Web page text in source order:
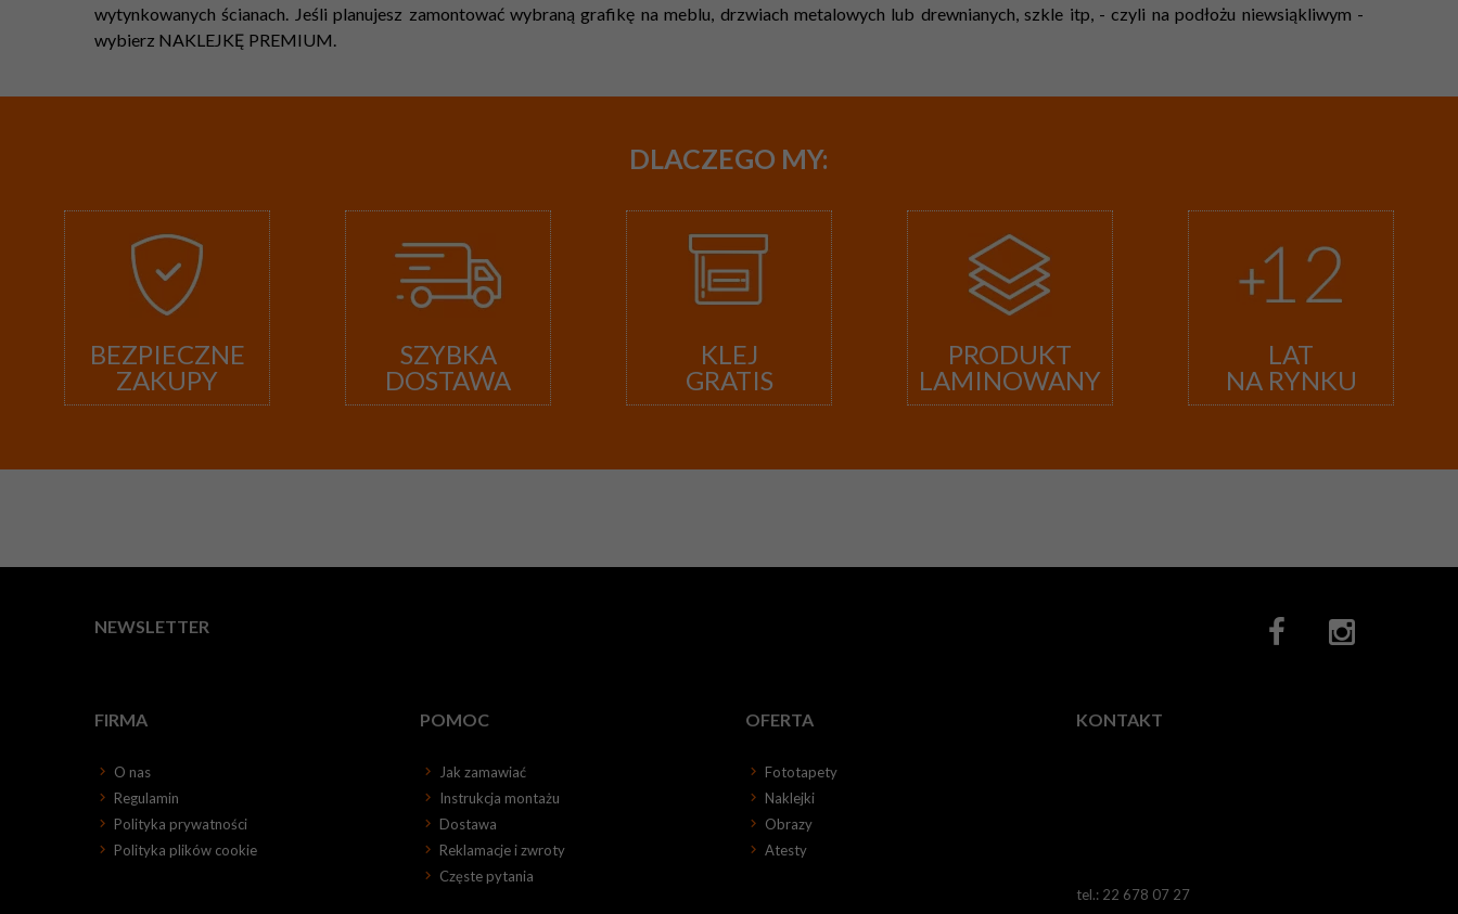
wytynkowanych ścianach. Jeśli planujesz zamontować wybraną grafikę na meblu, drzwiach metalowych lub drewnianych, szkle itp, - czyli na podłożu niewsiąkliwym -
wybierz NAKLEJKĘ PREMIUM.
DLACZEGO MY:
BEZPIECZNE
ZAKUPY
SZYBKA
DOSTAWA
KLEJ
GRATIS
PRODUKT
LAMINOWANY
LAT
NA RYNKU
NEWSLETTER
FIRMA
O nas
Regulamin
Polityka prywatności
Polityka plików cookie
POMOC
Jak zamawiać
Instrukcja montażu
Dostawa
Reklamacje i zwroty
Częste pytania
OFERTA
Fototapety
Naklejki
Obrazy
Atesty
KONTAKT
tel.: 22 678 07 27